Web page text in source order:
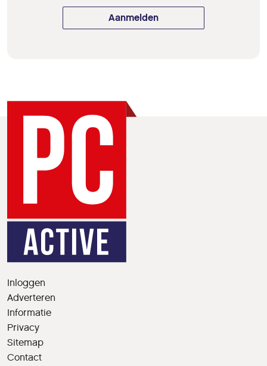
Aanmelden
Inloggen
Adverteren
Informatie
Privacy
Sitemap
Contact